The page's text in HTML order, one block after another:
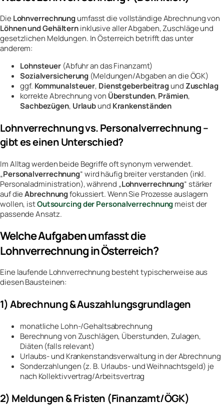
Die Lohnverrechnungumfasst die vollständige Abrechnung von
Löhnen und Gehälterninklusive aller Abgaben, Zuschläge und
gesetzlichen Meldungen. In Österreich betrifft das unter
anderem:
Lohnsteuer (Abfuhr an das Finanzamt)
Sozialversicherung (Meldungen/Abgaben an die ÖGK)
ggf. Kommunalsteuer, Dienstgeberbeitragund Zuschlag
korrekte Abrechnung von Überstunden,Prämien,
Sachbezügen, Urlaubund Krankenständen
Lohnverrechnung vs. Personalverrechnung –
gibt es einen Unterschied?
Im Alltag werden beide Begriffe oft synonym verwendet.
„Personalverrechnung“ wird häufig breiter verstanden (inkl.
Personaladministration), während „Lohnverrechnung“ stärker
auf dieAbrechnungfokussiert. Wenn Sie Prozesse auslagern
wollen, istOutsourcing der Personalverrechnungmeist der
passende Ansatz.
Welche Aufgaben umfasst die
Lohnverrechnung in Österreich?
Eine laufende Lohnverrechnung besteht typischerweise aus
diesen Bausteinen:
1) Abrechnung & Auszahlungsgrundlagen
monatliche Lohn-/Gehaltsabrechnung
Berechnung von Zuschlägen, Überstunden, Zulagen,
Diäten (falls relevant)
Urlaubs- und Krankenstandsverwaltung in der Abrechnung
Sonderzahlungen (z. B. Urlaubs- und Weihnachtsgeld) je
nach Kollektivvertrag/Arbeitsvertrag
2) Meldungen & Fristen (Finanzamt/ÖGK)